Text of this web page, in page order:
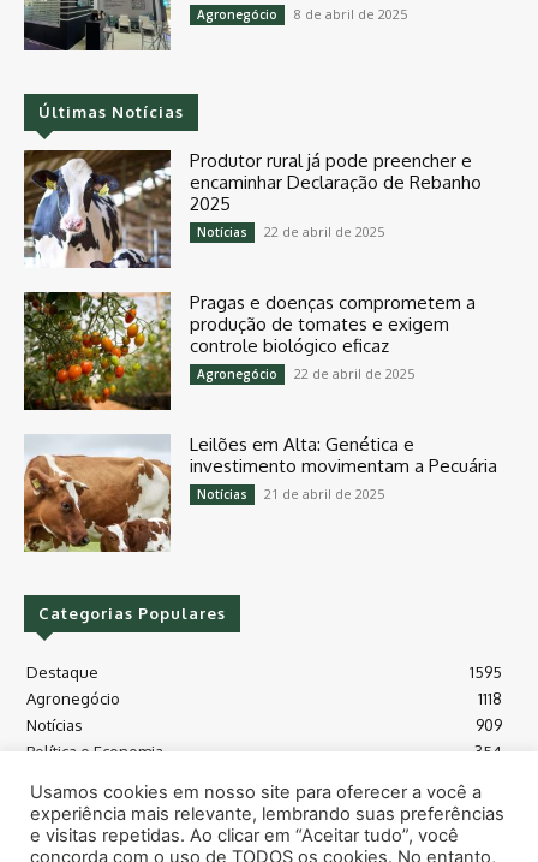
Agronegócio 8 de abril de 2025
Últimas Notícias
Produtor rural já pode preencher e
encaminhar Declaração de Rebanho
2025
Notícias 22 de abril de 2025
Pragas e doenças comprometem a
produção de tomates e exigem
controle biológico eficaz
Agronegócio 22 de abril de 2025
Leilões em Alta: Genética e
investimento movimentam a Pecuária
Notícias 21 de abril de 2025
Categorias Populares
Destaque
1595
Agronegócio
1118
Notícias
909
Política e Economia
354
Máquinas e Tecnologia
128
Grãos - soja e milho
Meio Ambiente
115
Usamos cookies em nosso site para oferecer a você a
experiência mais relevante, lembrando suas preferências
e visitas repetidas. Ao clicar em “Aceitar tudo”, você
concorda com o uso de TODOS os cookies. No entanto,